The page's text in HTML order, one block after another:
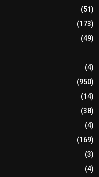
(51)
(173)
(49)
(4)
(950)
(14)
(38)
(4)
(169)
(3)
(4)